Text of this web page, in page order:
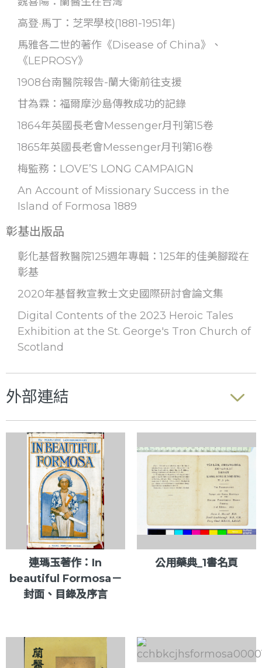
高登·馬丁：芝罘學校(1881-1951年)
馬雅各二世的著作《Disease of China》、
《LEPROSY》
1908台南醫院報告-蘭大衛前往支援
甘為霖：福爾摩沙島傳教成功的記錄
1864年英國長老會Messenger月刊第15卷
1865年英國長老會Messenger月刊第16卷
梅監務：LOVE’S LONG CAMPAIGN
An Account of Missionary Success in the
Island of Formosa 1889
彰基出版品
彰化基督教醫院125週年專輯：125年的佳美腳蹤在
彰基
2020年基督教宣教士文史國際研討會論文集
Digital Contents of the 2023 Heroic Tales
Exhibition at the St. George's Tron Church of
Scotland
外部連結
連瑪玉著作：In
beautiful Formosa－
封面、目錄及序言
公用藥典_1書名頁